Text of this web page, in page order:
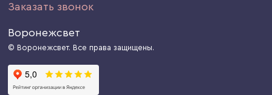
Заказать звонок
Воронежсвет
© Воронежсвет. Все права защищены.